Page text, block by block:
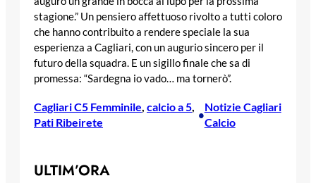
stagione.” Un pensiero affettuoso rivolto a tutti coloro
che hanno contribuito a rendere speciale la sua
esperienza a Cagliari, con un augurio sincero per il
futuro della squadra. E un sigillo finale che sa di
promessa: “Sardegna io vado… ma tornerò”.
Cagliari C5 Femminile, calcio a 5
Pati Ribeirete
•
Notizie Cagliari
Calcio
ULTIM’ORA